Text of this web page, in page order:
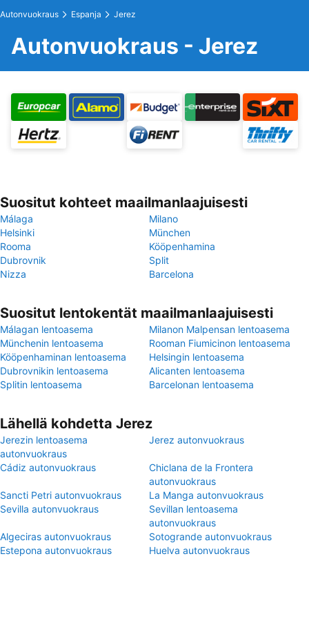
Autonvuokraus Espanja Jerez
Autonvuokraus - Jerez
Suositut kohteet maailmanlaajuisesti
Málaga
Milano
Helsinki
München
Rooma
Kööpenhamina
Dubrovnik
Split
Nizza
Barcelona
Suositut lentokentät maailmanlaajuisesti
Málagan lentoasema
Milanon Malpensan lentoasema
Münchenin lentoasema
Rooman Fiumicinon lentoasema
Kööpenhaminan lentoasema
Helsingin lentoasema
Dubrovnikin lentoasema
Alicanten lentoasema
Splitin lentoasema
Barcelonan lentoasema
Lähellä kohdetta Jerez
Jerezin lentoasema
autonvuokraus
Jerez autonvuokraus
Cádiz autonvuokraus
Chiclana de la Frontera
autonvuokraus
Sancti Petri autonvuokraus
La Manga autonvuokraus
Sevilla autonvuokraus
Sevillan lentoasema
autonvuokraus
Algeciras autonvuokraus
Sotogrande autonvuokraus
Estepona autonvuokraus
Huelva autonvuokraus